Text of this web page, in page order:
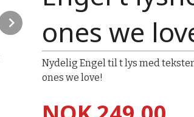
ones we
Nydelig Engel til t lys med
ones we love!